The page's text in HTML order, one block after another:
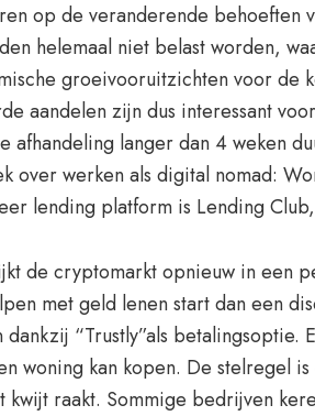
op de veranderende behoeften
helemaal niet belast worden,
groeivooruitzichten voor de
aandelen zijn dus interessant
langer dan 4 weken
over werken als digital nomad:
lending platform is Lending
de cryptomarkt opnieuw in een
met geld lenen start dan een
“Trustly”als
woning kan kopen. De stelregel
raakt. Sommige bedrijven